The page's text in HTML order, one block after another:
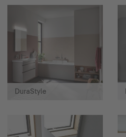
DuraStyle